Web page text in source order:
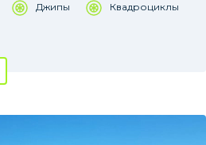
Джипы Квадроциклы